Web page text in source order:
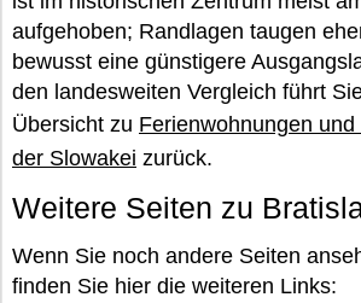
aufgehoben; Randlagen taugen
bewusst eine günstigere
den landesweiten Vergleich führt
Übersicht zu Ferienwohnungen
der Slowakei zurück.
Weitere Seiten zu
Wenn Sie noch andere Seiten
finden Sie hier die weiteren Links: